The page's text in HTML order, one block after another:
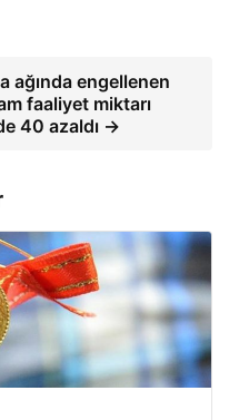
ağında engellenen
faaliyet miktarı
40 azaldı →